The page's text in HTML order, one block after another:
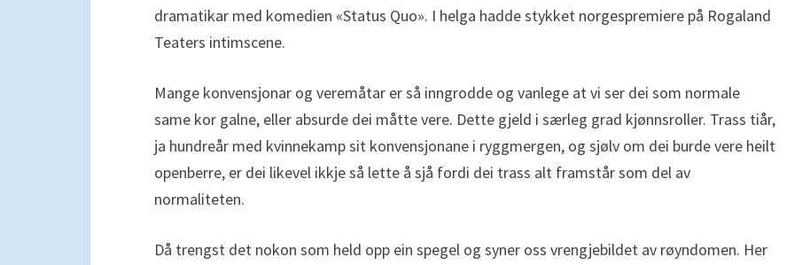
dramatikar med komedien «Status Quo». I helga hadde stykket norgespremiere på Rogaland
Teaters intimscene.
Mange konvensjonar og veremåtar er så inngrodde og vanlege at vi ser dei som normale
same kor galne, eller absurde dei måtte vere. Dette gjeld i særleg grad kjønnsroller. Trass tiår,
ja hundreår med kvinnekamp sit konvensjonane i ryggmergen, og sjølv om dei burde vere heilt
openberre, er dei likevel ikkje så lette å sjå fordi dei trass alt framstår som del av
normaliteten.
Då trengst det nokon som held opp ein spegel og syner oss vrengjebildet av røyndomen. Her